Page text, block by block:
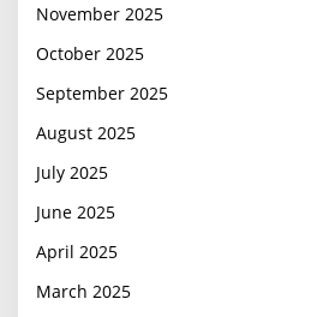
November 2025
October 2025
September 2025
August 2025
July 2025
June 2025
April 2025
March 2025